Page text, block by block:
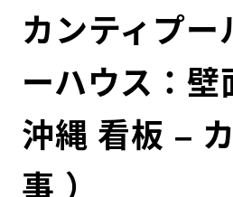
カンティプー
ーハウス：壁
沖縄 看板 –
事 ）